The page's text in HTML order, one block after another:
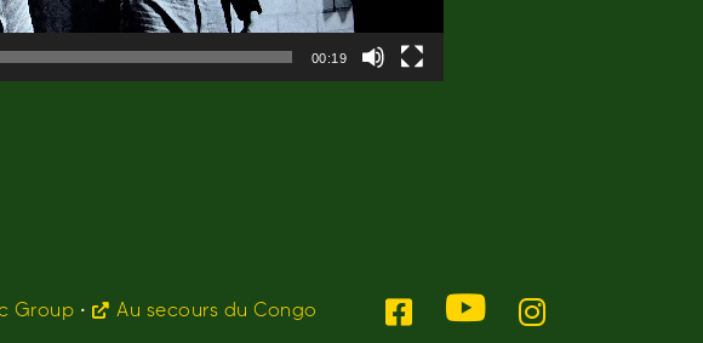
00:19
Group • Au secours du Congo